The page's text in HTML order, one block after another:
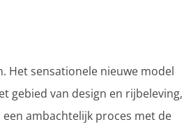
Het sensationele nieuwe model
gebied van design en rijbeleving,
ambachtelijk proces met de